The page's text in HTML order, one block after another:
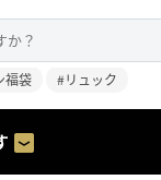
福袋 #リュック